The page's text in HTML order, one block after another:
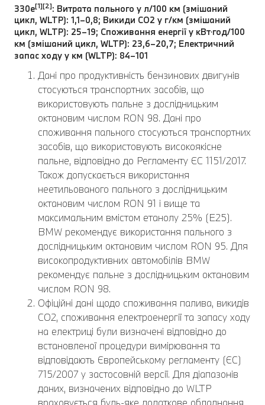
330e[1][2]: Витрата пального у л/100 км (змішаний
цикл, WLTP): 1,1–0,8; Викиди CO2 у г/км (змішаний
цикл, WLTP): 25–19; Споживання енергії у кВт⋅год/100
км (змішаний цикл, WLTP): 23,6–20,7; Електричний
запас ходу у км (WLTP): 84–101
Дані про продуктивність бензинових двигунів
стосуються транспортних засобів, що
використовують пальне з дослідницьким
октановим числом RON 98. Дані про
споживання пального стосуються транспортних
засобів, що використовують високоякісне
пальне, відповідно до Регламенту ЄС 1151/2017.
Також допускається використання
неетильованого пального з дослідницьким
октановим числом RON 91 і вище та
максимальним вмістом етанолу 25% (E25).
BMW рекомендує використання пального з
дослідницьким октановим числом RON 95. Для
високопродуктивних автомобілів BMW
рекомендує пальне з дослідницьким октановим
числом RON 98.
Офіційні дані щодо споживання палива, викидів
CO2, споживання електроенергії та запасу ходу
на електриці були визначені відповідно до
встановленої процедури вимірювання та
відповідають Європейському регламенту (ЄС)
715/2007 у застосовній версії. Для діапазонів
даних, визначених відповідно до WLTP
враховується будь-яке додаткове обладнання